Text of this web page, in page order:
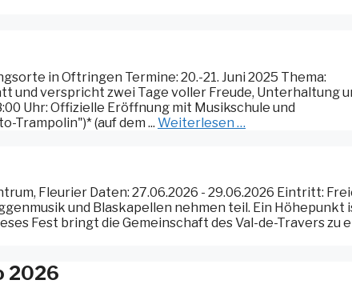
in Oftringen Termine: 20.-21. Juni 2025 Thema:
und verspricht zwei Tage voller Freude, Unterhaltung
Uhr: Offizielle Eröffnung mit Musikschule und
Trampolin")* (auf dem ... Weiterlesen …
Fleurier Daten: 27.06.2026 - 29.06.2026 Eintritt:
und Blaskapellen nehmen teil. Ein Höhepunkt
Fest bringt die Gemeinschaft des Val-de-Travers zu
2026